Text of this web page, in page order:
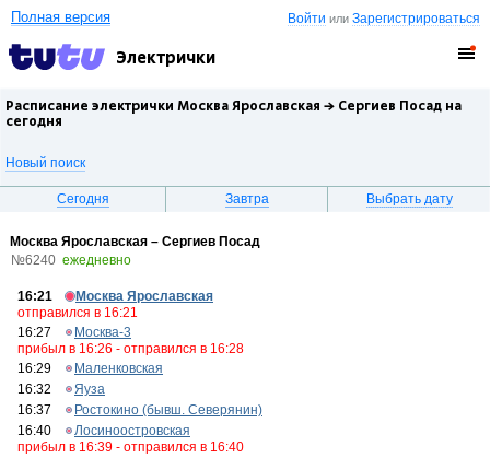
Войти илиЗарегистрироваться
Полная версия
Электрички
Расписание электрички Москва Ярославская → Сергиев Посад на
сегодня
Новый поиск
Сегодня Завтра Выбрать дату
Москва Ярославская – Сергиев Посад
№6240 ежедневно
16:21
Москва Ярославская
отправился в 16:21
16:27
Москва-3
прибыл в 16:26 - отправился в 16:28
16:29
Маленковская
16:32
Яуза
16:37
Ростокино (бывш. Северянин)
16:40
Лосиноостровская
прибыл в 16:39 - отправился в 16:40